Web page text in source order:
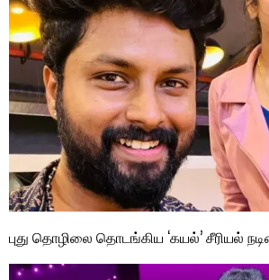
புது தொழிலை தொடங்கிய ‘கயல்’ சீரியல்